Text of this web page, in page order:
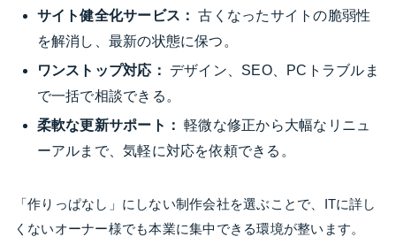
サイト健全化サービス： 古くなったサイトの脆弱性
を解消し、最新の状態に保つ。
ワンストップ対応：
デザイン、SEO、PCトラブルま
で一括で相談できる。
柔軟な更新サポート： 軽微な修正から大幅なリニュ
ーアルまで、気軽に対応を依頼できる。
「作りっぱなし」にしない制作会社を選ぶことで、ITに詳し
くないオーナー様でも本業に集中できる環境が整います。